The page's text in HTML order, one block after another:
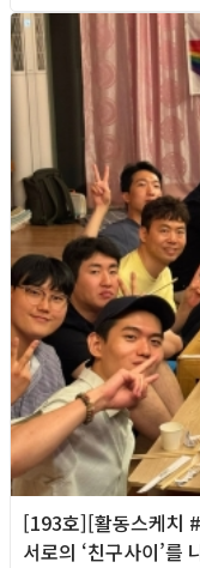
[193호][활동스케치
서로의 ‘친구사이’를